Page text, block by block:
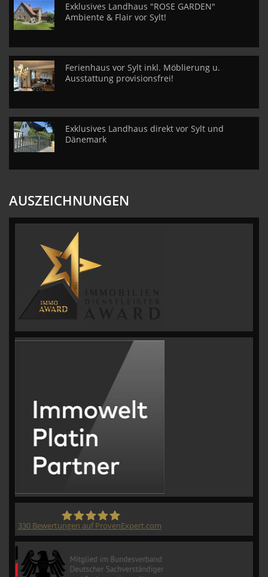
Exklusives Landhaus "ROSE GARDEN"
Ambiente & Flair vor Sylt!
Ferienhaus vor Sylt inkl. Möblierung u.
Ausstattung provisionsfrei!
Exklusives Landhaus direkt vor Sylt und
Dänemark
AUSZEICHNUNGEN
330 Bewertungen auf ProvenExpert.com